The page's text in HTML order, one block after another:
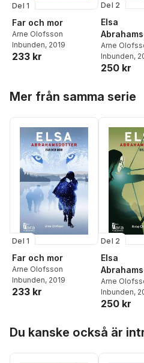
Del 1
Far och mor
Arne Olofsson
Inbunden, 2019
233 kr
Del 2
Elsa
Arne
Inbunden,
250 kr
Mer från samma serie
Del 1
Far och mor
Arne Olofsson
Inbunden, 2019
233 kr
Del 2
Elsa
Arne
Inbunden,
250 kr
Du kanske också är